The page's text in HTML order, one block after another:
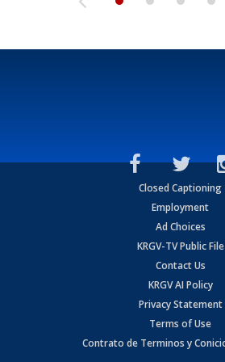
Closed Captioning
Employment
Ad Choices
KRGV-TV Public File
Contact Us
KRGV AI Policy
Privacy Statement
Terms of Use
Contrato de Terminos y